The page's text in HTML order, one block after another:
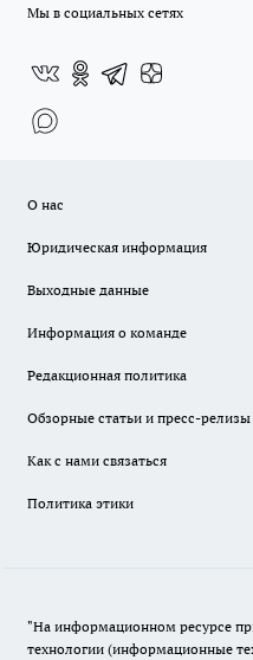
Мы в социальных сетях
О нас
Юридическая информация
Выходные данные
Информация о команде
Редакционная политика
Обзорные статьи и пресс-релизы
Как с нами связаться
Политика этики
"На информационном ресурсе
технологии (информационные